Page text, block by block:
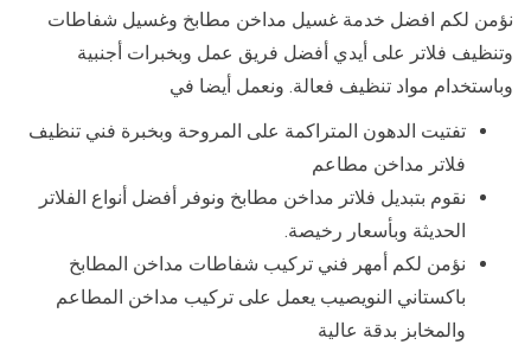
نؤمن لكم افضل خدمة غسيل مداخن مطابخ وغسيل شفاطات
وتنظيف فلاتر على أيدي أفضل فريق عمل وبخبرات أجنبية
وباستخدام مواد تنظيف فعالة. ونعمل أيضا في
تفتيت الدهون المتراكمة على المروحة وبخبرة فني تنظيف
فلاتر مداخن مطاعم
نقوم بتبديل فلاتر مداخن مطابخ ونوفر أفضل أنواع الفلاتر
الحديثة وبأسعار رخيصة.
نؤمن لكم أمهر فني تركيب شفاطات مداخن المطابخ
باكستاني النويصيب يعمل على تركيب مداخن المطاعم
والمخابز بدقة عالية